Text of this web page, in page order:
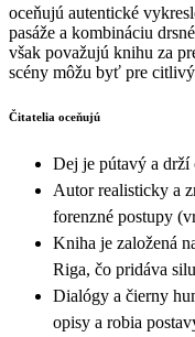
oceňujú autentické
pasáže a kombináciu
však považujú knihu za
scény môžu byť pre
Čitatelia oceňujú
Dej je pútavý a drží
Autor realisticky a
forenzné postupy
Kniha je založená
Riga, čo pridáva
Dialógy a čierny
opisy a robia